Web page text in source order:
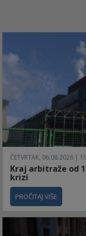
ČETVRTAK, 06.08.2026 |
Kraj arbitraže od
krizi
PROČITAJ VIŠE